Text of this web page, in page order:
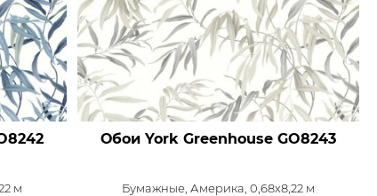
м
Обои York Greenhouse GO8243
Бумажные, Америка, 0,68x8,22 м